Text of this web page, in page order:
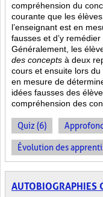
compréhension du
courante que les
l’enseignant est en
fausses et d’y
Généralement, les
des concepts à deux
cours et ensuite lors du
en mesure de
idées fausses des
compréhension des
Quiz (6)
Évolution des
AUTOBIOGRAPHIES